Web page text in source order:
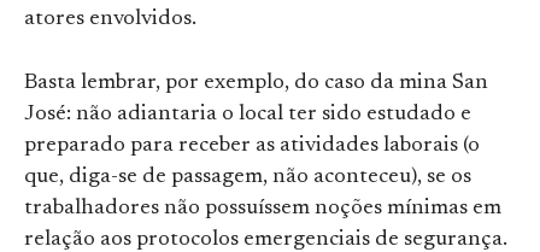
atores envolvidos.
Basta lembrar, por exemplo, do caso da mina San
José: não adiantaria o local ter sido estudado e
preparado para receber as atividades laborais (o
que, diga-se de passagem, não aconteceu), se os
trabalhadores não possuíssem noções mínimas em
relação aos protocolos emergenciais de segurança.